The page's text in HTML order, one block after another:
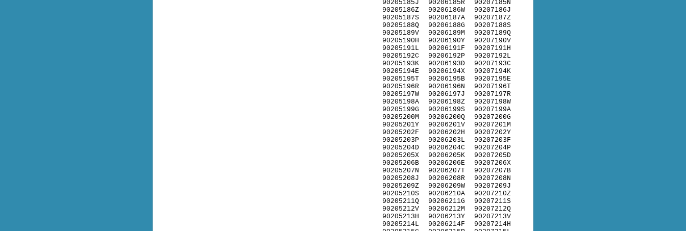
90205185J
90205186Z
90205187S
90205188Q
90205189V
90205190H
90205191L
90205192C
90205193K
90205194E
90205195T
90205196R
90205197W
90205198A
90205199G
90205200M
90205201Y
90205202F
90205203P
90205204D
90205205X
90205206B
90205207N
90205208J
90205209Z
90205210S
90205211Q
90205212V
90205213H
90205214L
90206185R
90206186W
90206187A
90206188G
90206189M
90206190Y
90206191F
90206192P
90206193D
90206194X
90206195B
90206196N
90206197J
90206198Z
90206199S
90206200Q
90206201V
90206202H
90206203L
90206204C
90206205K
90206206E
90206207T
90206208R
90206209W
90206210A
90206211G
90206212M
90206213Y
90206214F
90207185N
90207186J
90207187Z
90207188S
90207189Q
90207190V
90207191H
90207192L
90207193C
90207194K
90207195E
90207196T
90207197R
90207198W
90207199A
90207200G
90207201M
90207202Y
90207203F
90207204P
90207205D
90207206X
90207207B
90207208N
90207209J
90207210Z
90207211S
90207212Q
90207213V
90207214H